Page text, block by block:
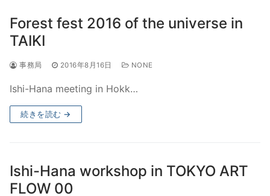
Forest fest 2016 of the universe in
TAIKI
事務局 2016年8月16日 NONE
Ishi-Hana meeting in Hokk…
続きを読む →
Ishi-Hana workshop in TOKYO ART
FLOW 00